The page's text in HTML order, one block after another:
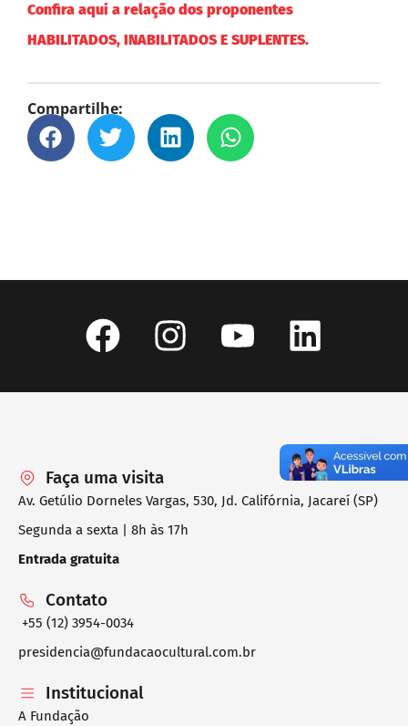
Confira aqui a relação dos proponentes
HABILITADOS, INABILITADOS E SUPLENTES.
Compartilhe:
Faça uma visita
Av. Getúlio Dorneles Vargas, 530, Jd. Califórnia, Jacareí (SP)
Segunda a sexta | 8h às 17h
Entrada gratuita
Contato
+55 (12) 3954-0034
presidencia@fundacaocultural.com.br
Institucional
A Fundação